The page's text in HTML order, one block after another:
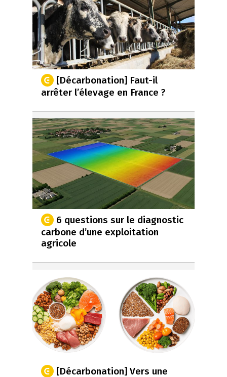
[Décarbonation] Faut-il
arrêter l’élevage en France ?
6 questions sur le diagnostic
carbone d’une exploitation
agricole
[Décarbonation] Vers une